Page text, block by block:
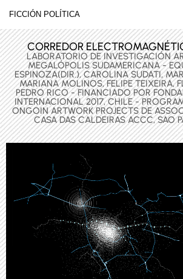
Saltar
al
contenido
FICCIÓN POLÍTICA
CORREDOR
LABORATORIO DE INVESTIGACIÓN
MEGALÓPOLIS SUDAMERICANA -
ESPINOZA(DIR.), CAROLINA SUDATI,
MARIANA MOLINOS, FELIPE TEIXEIRA,
PEDRO RICO - FINANCIADO POR
INTERNACIONAL 2017, CHILE -
ONGOIN ARTWORK PROJECTS DE
CASA DAS CALDEIRAS ACCC, SAO